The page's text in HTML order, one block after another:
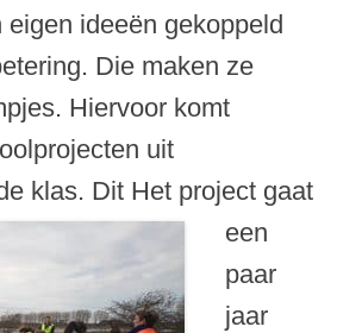
ideeën gekoppeld
Die maken ze
Hiervoor komt
uit
klas. Dit Het project gaat
een
paar
jaar